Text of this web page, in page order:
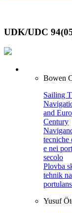
UDK/UDC
Bowen
Sailing
and
Century
tecniche
e nei
secolo
Plovba
tehnik
Yusuf